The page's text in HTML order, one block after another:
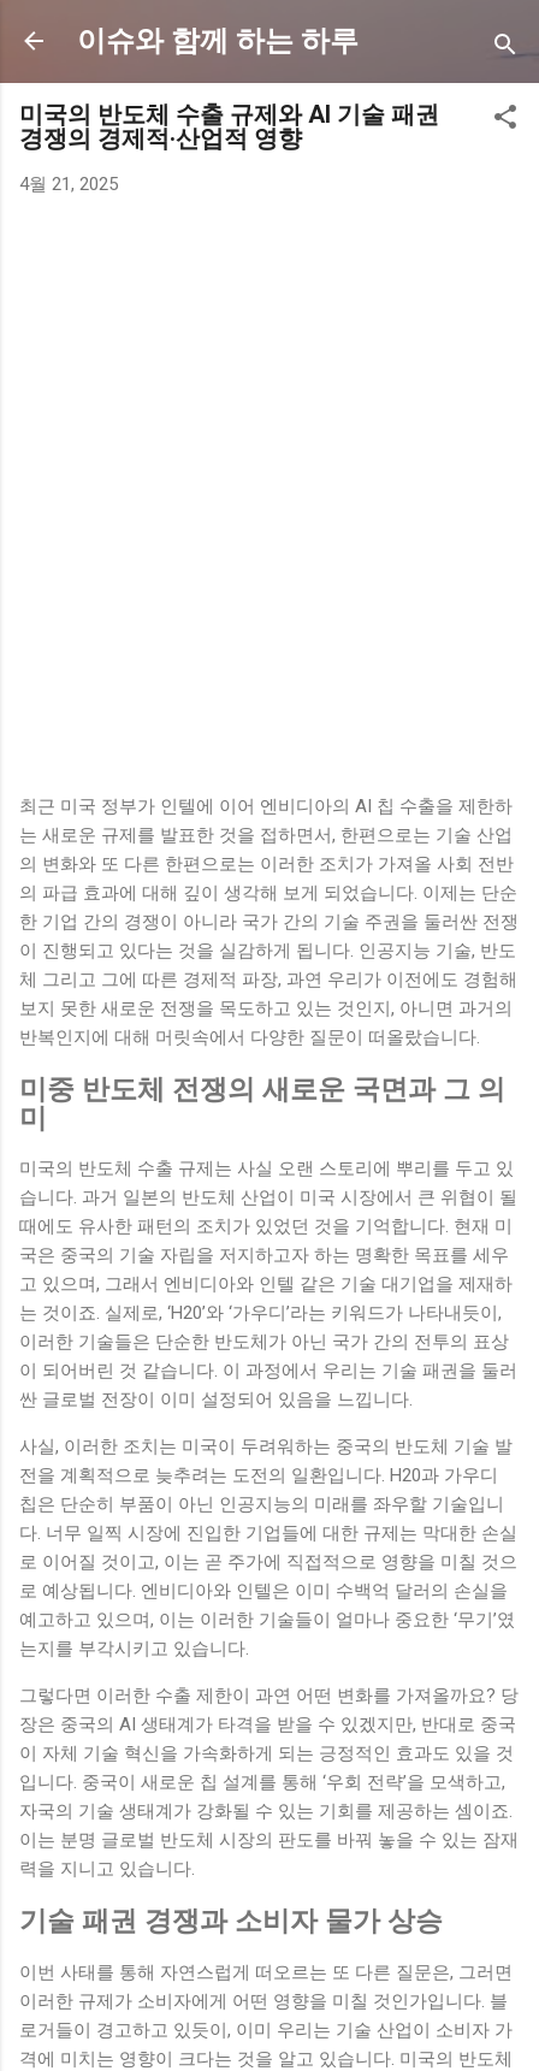
기본 콘텐츠로 건너뛰기
이슈와 함께 하는 하루
미국의 반도체 수출 규제와 AI 기술 패권
경쟁의 경제적·산업적 영향
4월 21, 2025
최근 미국 정부가 인텔에 이어 엔비디아의 AI 칩 수출을 제한하
는 새로운 규제를 발표한 것을 접하면서, 한편으로는 기술 산업
의 변화와 또 다른 한편으로는 이러한 조치가 가져올 사회 전반
의 파급 효과에 대해 깊이 생각해 보게 되었습니다. 이제는 단순
한 기업 간의 경쟁이 아니라 국가 간의 기술 주권을 둘러싼 전쟁
이 진행되고 있다는 것을 실감하게 됩니다. 인공지능 기술, 반도
체 그리고 그에 따른 경제적 파장, 과연 우리가 이전에도 경험해
보지 못한 새로운 전쟁을 목도하고 있는 것인지, 아니면 과거의
반복인지에 대해 머릿속에서 다양한 질문이 떠올랐습니다.
미중 반도체 전쟁의 새로운 국면과 그 의
미
미국의 반도체 수출 규제는 사실 오랜 스토리에 뿌리를 두고 있
습니다. 과거 일본의 반도체 산업이 미국 시장에서 큰 위협이 될
때에도 유사한 패턴의 조치가 있었던 것을 기억합니다. 현재 미
국은 중국의 기술 자립을 저지하고자 하는 명확한 목표를 세우
고 있으며, 그래서 엔비디아와 인텔 같은 기술 대기업을 제재하
는 것이죠. 실제로, ‘H20’와 ‘가우디’라는 키워드가 나타내듯이,
이러한 기술들은 단순한 반도체가 아닌 국가 간의 전투의 표상
이 되어버린 것 같습니다. 이 과정에서 우리는 기술 패권을 둘러
싼 글로벌 전장이 이미 설정되어 있음을 느낍니다.
사실, 이러한 조치는 미국이 두려워하는 중국의 반도체 기술 발
전을 계획적으로 늦추려는 도전의 일환입니다. H20과 가우디
칩은 단순히 부품이 아닌 인공지능의 미래를 좌우할 기술입니
다. 너무 일찍 시장에 진입한 기업들에 대한 규제는 막대한 손실
로 이어질 것이고, 이는 곧 주가에 직접적으로 영향을 미칠 것으
로 예상됩니다. 엔비디아와 인텔은 이미 수백억 달러의 손실을
예고하고 있으며, 이는 이러한 기술들이 얼마나 중요한 ‘무기’였
는지를 부각시키고 있습니다.
그렇다면 이러한 수출 제한이 과연 어떤 변화를 가져올까요? 당
장은 중국의 AI 생태계가 타격을 받을 수 있겠지만, 반대로 중국
이 자체 기술 혁신을 가속화하게 되는 긍정적인 효과도 있을 것
입니다. 중국이 새로운 칩 설계를 통해 ‘우회 전략’을 모색하고,
자국의 기술 생태계가 강화될 수 있는 기회를 제공하는 셈이죠.
이는 분명 글로벌 반도체 시장의 판도를 바꿔 놓을 수 있는 잠재
력을 지니고 있습니다.
기술 패권 경쟁과 소비자 물가 상승
이번 사태를 통해 자연스럽게 떠오르는 또 다른 질문은, 그러면
이러한 규제가 소비자에게 어떤 영향을 미칠 것인가입니다. 블
로거들이 경고하고 있듯이, 이미 우리는 기술 산업이 소비자 가
격에 미치는 영향이 크다는 것을 알고 있습니다. 미국의 반도체